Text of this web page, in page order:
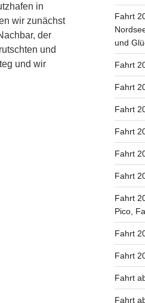
in
wir zunächst
der
und
und wir
Fahrt
und
Fahrt
Fahrt
Fahrt
Fahrt
Fahrt
Fahrt
Fahrt
Pico,
Fahrt
Fahrt
Fahrt
Fahrt